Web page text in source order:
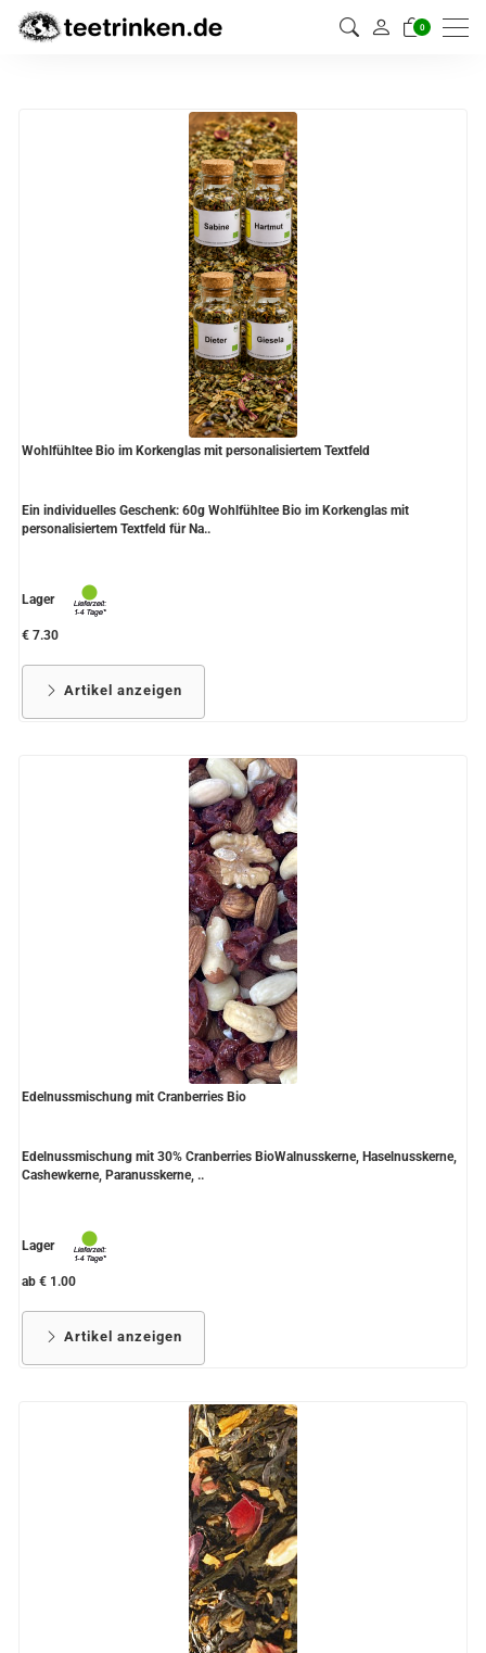
0
Wohlfühltee Bio im Korkenglas mit personalisiertem Textfeld
Ein individuelles Geschenk: 60g Wohlfühltee Bio im Korkenglas mit
personalisiertem Textfeld für Na..
Lager
€ 7.30
Artikel anzeigen
Edelnussmischung mit Cranberries Bio
Edelnussmischung mit 30% Cranberries BioWalnusskerne, Haselnusskerne,
Cashewkerne, Paranusskerne, ..
Lager
ab € 1.00
Artikel anzeigen